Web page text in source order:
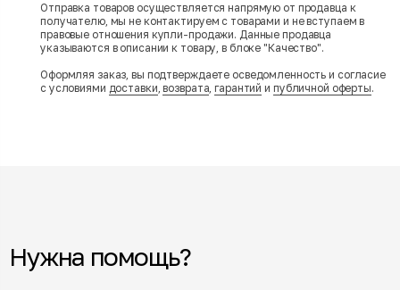
Отправка товаров осуществляется напрямую от продавца к
получателю, мы не контактируем с товарами и не вступаем в
правовые отношения купли-продажи. Данные продавца
указываются в описании к товару, в блоке "Качество".
Оформляя заказ, вы подтверждаете осведомленность и согласие
с условиями доставки,возврата,гарантий и публичной оферты.
Нужна помощь?